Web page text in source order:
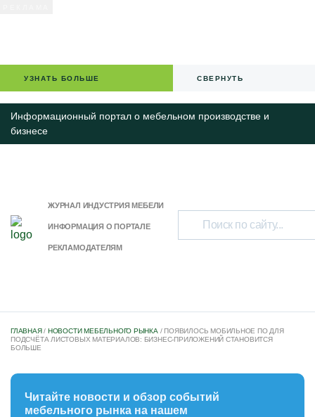
УЗНАТЬ БОЛЬШЕ СВЕРНУТЬ
Информационный портал о мебельном производстве и
бизнесе
ЖУРНАЛ ИНДУСТРИЯ МЕБЕЛИ
ИНФОРМАЦИЯ О ПОРТАЛЕ
РЕКЛАМОДАТЕЛЯМ
ГЛАВНАЯ/ НОВОСТИ МЕБЕЛЬНОГО РЫНКА /ПОЯВИЛОСЬ МОБИЛЬНОЕ ПО ДЛЯ
ПОДСЧЁТА ЛИСТОВЫХ МАТЕРИАЛОВ: БИЗНЕС-ПРИЛОЖЕНИЙ СТАНОВИТСЯ
БОЛЬШЕ
Читайте новости и обзор событий
мебельного рынка на нашем